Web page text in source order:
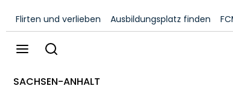
Flirten und verlieben Ausbildungsplatz finden
SACHSEN-ANHALT